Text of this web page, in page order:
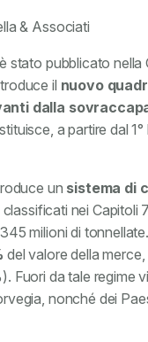
& Associati
stato pubblicato nella
il nuovo
dalla
a partire dal
un sistema di
nei
milioni di
del valore della
Fuori da tale regime
nonché dei